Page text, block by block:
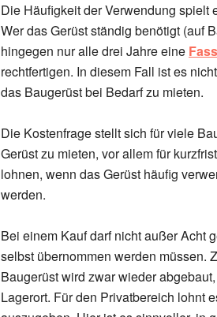
Die Häufigkeit der Verwendung spielt
Wer das Gerüst ständig benötigt (auf
hingegen nur alle drei Jahre eine
rechtfertigen. In diesem Fall ist es
das Baugerüst bei Bedarf zu mieten.
Die Kostenfrage stellt sich für viele
Gerüst zu mieten, vor allem für
lohnen, wenn das Gerüst häufig
werden.
Bei einem Kauf darf nicht außer Acht
selbst übernommen werden müssen.
Baugerüst wird zwar wieder
Lagerort. Für den Privatbereich lohnt